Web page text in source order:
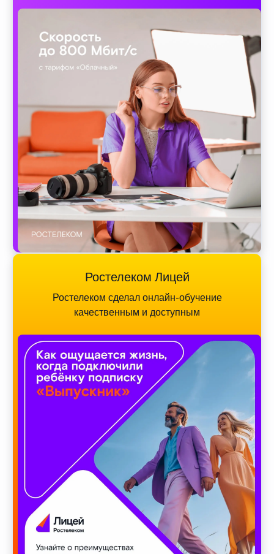
Ростелеком Лицей
Ростелеком сделал онлайн-обучение
качественным и доступным